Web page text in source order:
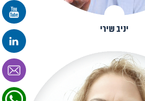
זום
יניב שירי